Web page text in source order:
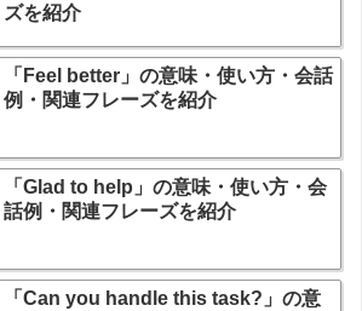
ズを紹介
「Feel better」の意味・使い方・会話
例・関連フレーズを紹介
「Glad to help」の意味・使い方・会
話例・関連フレーズを紹介
「Can you handle this task?」の意